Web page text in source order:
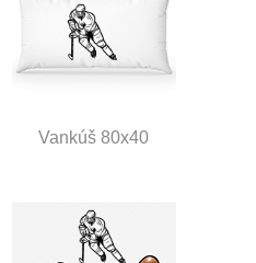
Vankúš 80x40